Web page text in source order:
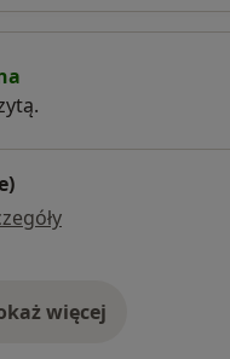
więcej
o adresie